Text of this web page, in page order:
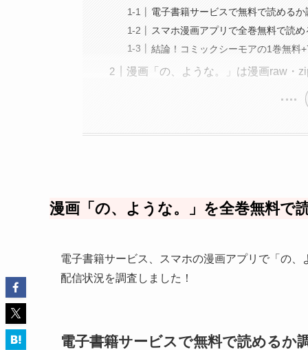
電子書籍サービスで無料で読める
スマホ漫画アプリで全巻無料で読
結論！コミックシーモアの1巻無料
漫画「の、ような。」は漫画raw・
漫画「の、ような。」を全巻無料で
電子書籍サービス、スマホの漫画アプリで「の
配信状況を調査しました！
電子書籍サービスで無料で読めるか